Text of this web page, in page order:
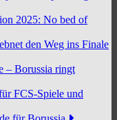
2025: No bed of
den Weg ins Finale
– Borussia ringt
FCS-Spiele und